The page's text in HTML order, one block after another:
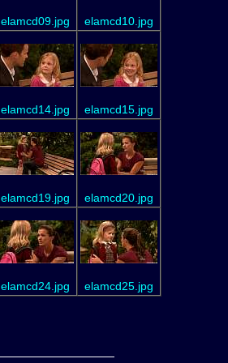
elamcd09.jpg elamcd10.jpg
elamcd14.jpg elamcd15.jpg
elamcd19.jpg elamcd20.jpg
elamcd24.jpg elamcd25.jpg